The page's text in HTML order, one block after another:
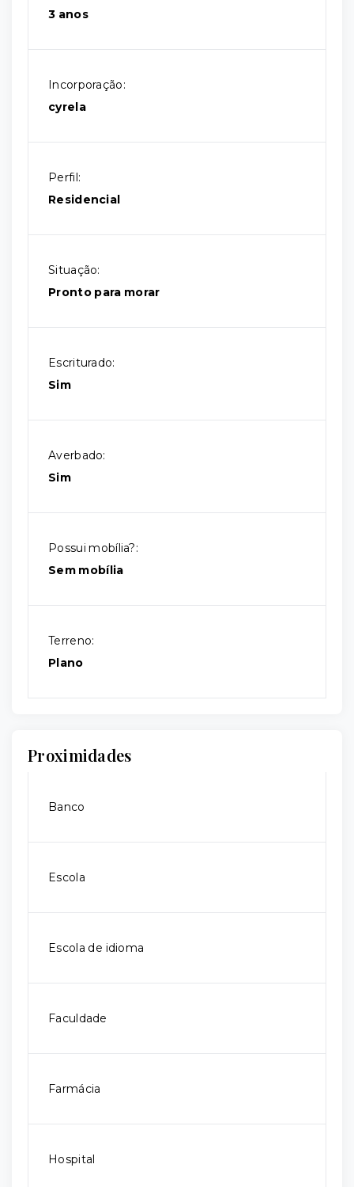
3 anos
Incorporação:
cyrela
Perfil:
Residencial
Situação:
Pronto para morar
Escriturado:
Sim
Averbado:
Sim
Possui mobília?:
Sem mobília
Terreno:
Plano
Proximidades
Banco
Escola
Escola de idioma
Faculdade
Farmácia
Hospital